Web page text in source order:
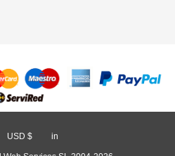
USD $ in